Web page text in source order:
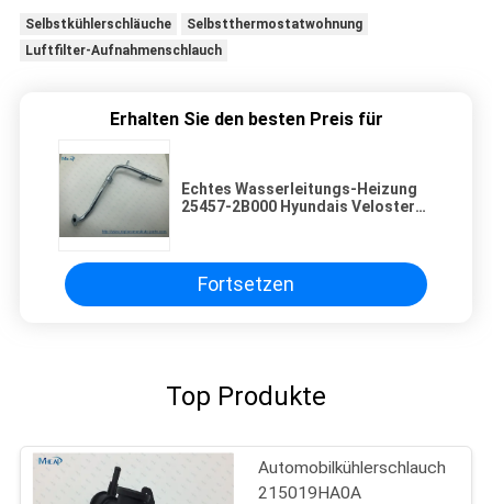
Selbstkühlerschläuche
Selbstthermostatwohnung
Luftfilter-Aufnahmenschlauch
Erhalten Sie den besten Preis für
Echtes Wasserleitungs-Heizung
25457-2B000 Hyundais Veloster
Fortsetzen
Top Produkte
Automobilkühlerschlauch
215019HA0A